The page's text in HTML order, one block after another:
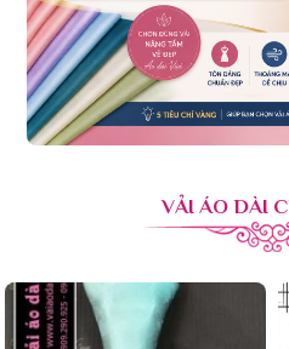
VẢI ÁO DÀI